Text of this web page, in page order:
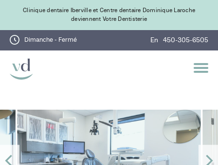
Clinique dentaire Iberville et Centre dentaire Dominique Laroche
deviennent Votre Dentisterie
Dimanche - Fermé En 450-305-6505